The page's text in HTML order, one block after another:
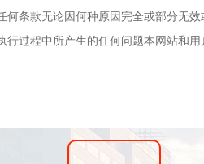
何条款无论因何种原因完全或部分无
行过程中所产生的任何问题本网站和用